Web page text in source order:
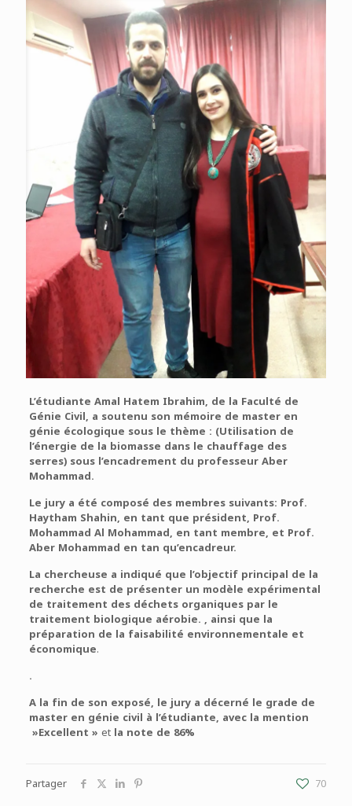
L’étudiante Amal Hatem Ibrahim, de la Faculté de
Génie Civil, a soutenu son mémoire de master en
génie écologique sous le thème : (Utilisation de
l’énergie de la biomasse dans le chauffage des
serres) sous l’encadrement du professeur Aber
Mohammad.
Le jury a été composé des membres suivants: Prof.
Haytham Shahin, en tant que président, Prof.
Mohammad Al Mohammad, en tant membre, et Prof.
Aber Mohammad en tan qu’encadreur.
La chercheuse a indiqué que l’objectif principal de la
recherche est de présenter un modèle expérimental
de traitement des déchets organiques par le
traitement biologique aérobie. , ainsi que la
préparation de la faisabilité environnementale et
économique.
.
A la fin de son exposé, le jury a décerné le grade de
master en génie civil à l’étudiante, avec la mention
»Excellent » et la note de 86%
Partager 70